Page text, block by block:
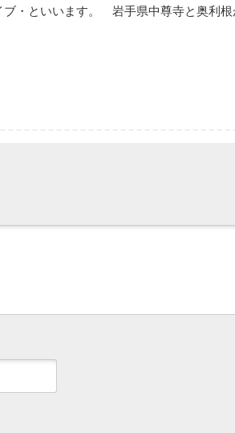
といいます。 岩手県中尊寺と奥利根